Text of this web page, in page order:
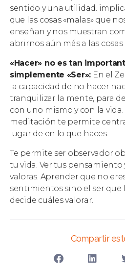
sentido y una utilidad.
que las cosas «malas» que
enseñan y nos muestran
abrirnos aún más a las cosas
«Hacer» no es tan
simplemente «Ser»: En el
la capacidad de no hacer
tranquilizar la mente, para
con uno mismo y con la
meditación te permite
lugar de en lo que haces.
Te permite ser observador
tu vida. Ver tus pensamiento
valoras. Aprender que no
sentimientos sino el ser que
decide cuáles valorar.
Compartir